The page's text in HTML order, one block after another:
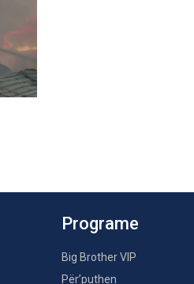
Programe
Big Brother VIP
Për’puthen